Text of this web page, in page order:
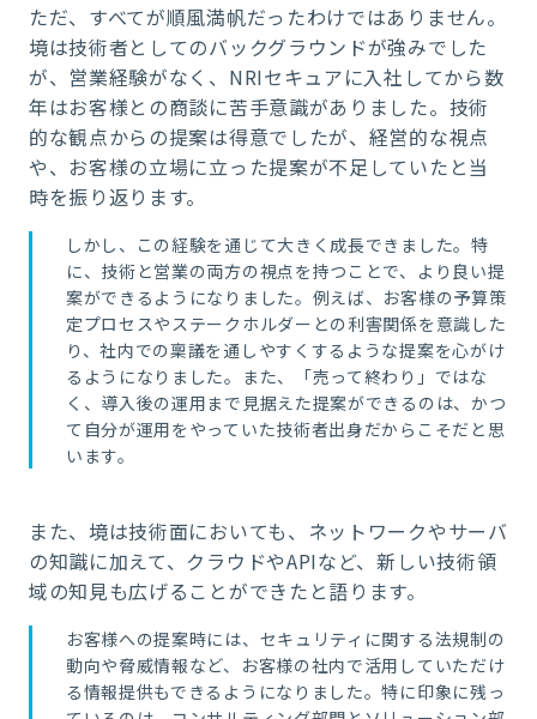
ただ、すべてが順風満帆だったわけではありません。
境は技術者としてのバックグラウンドが強みでした
が、営業経験がなく、NRIセキュアに入社してから数
年はお客様との商談に苦手意識がありました。技術
的な観点からの提案は得意でしたが、経営的な視点
や、お客様の立場に立った提案が不足していたと当
時を振り返ります。
しかし、この経験を通じて大きく成長できました。特
に、技術と営業の両方の視点を持つことで、より良い提
案ができるようになりました。例えば、お客様の予算策
定プロセスやステークホルダーとの利害関係を意識した
り、社内での稟議を通しやすくするような提案を心がけ
るようになりました。また、「売って終わり」ではな
く、導入後の運用まで見据えた提案ができるのは、かつ
て自分が運用をやっていた技術者出身だからこそだと思
います。
また、境は技術面においても、ネットワークやサーバ
の知識に加えて、クラウドやAPIなど、新しい技術領
域の知見も広げることができたと語ります。
お客様への提案時には、セキュリティに関する法規制の
動向や脅威情報など、お客様の社内で活用していただけ
る情報提供もできるようになりました。特に印象に残っ